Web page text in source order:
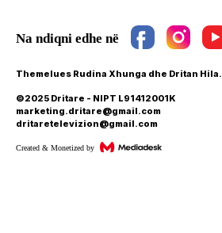
Themelues Rudina Xhunga dhe Dritan Hila.
©2025 Dritare - NIPT L91412001K
marketing.dritare@gmail.com
dritaretelevizion@gmail.com
Created & Monetized by